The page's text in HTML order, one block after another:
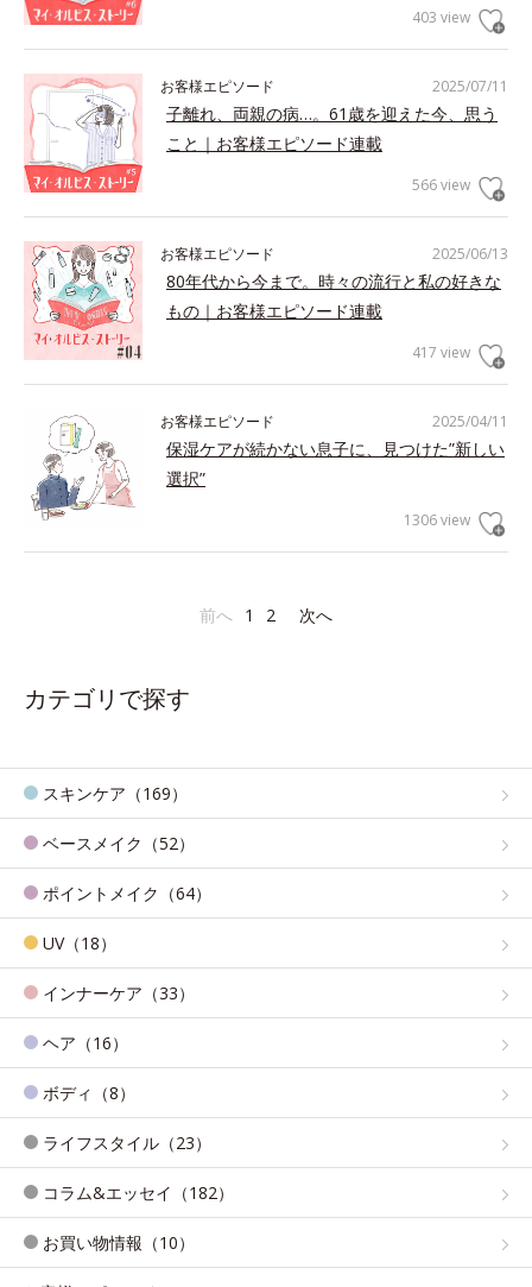
403 view
2025/07/11
お客様エピソード
子離れ、両親の病…。61歳を迎えた今、思う
こと｜お客様エピソード連載
566 view
2025/06/13
お客様エピソード
80年代から今まで。時々の流行と私の好きな
もの｜お客様エピソード連載
417 view
2025/04/11
お客様エピソード
保湿ケアが続かない息子に、見つけた”新しい
選択”
1306 view
前へ 1 2 次へ
カテゴリで探す
スキンケア（169）
ベースメイク（52）
ポイントメイク（64）
UV（18）
インナーケア（33）
ヘア（16）
ボディ（8）
ライフスタイル（23）
コラム&エッセイ（182）
お買い物情報（10）